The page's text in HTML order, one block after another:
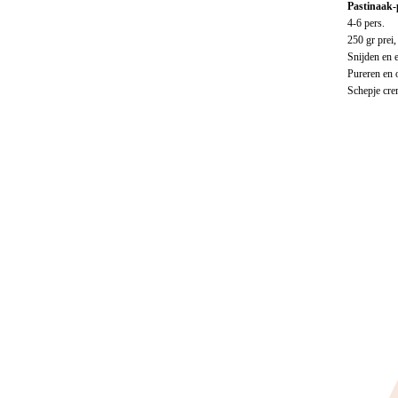
4-6 pers.
250 gr
Snijden en
Pureren en
Schepje